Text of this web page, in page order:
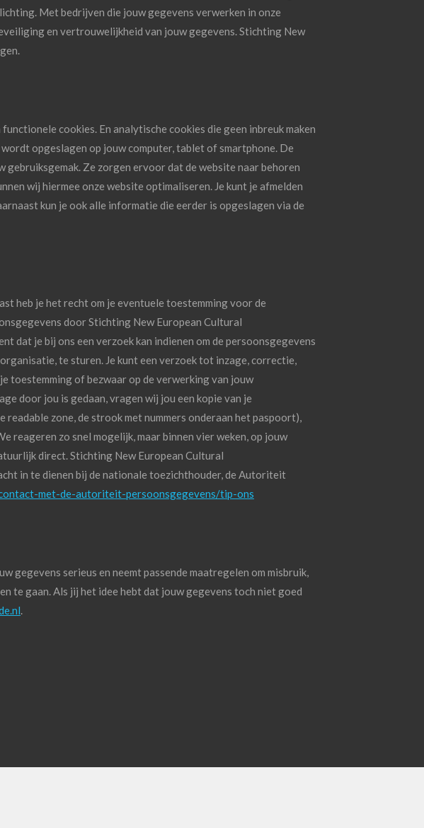
Met bedrijven die jouw gegevens verwerken in onze
en vertrouwelijkheid van jouw gegevens. Stichting New
cookies. En analytische cookies die geen inbreuk maken
opgeslagen op jouw computer, tablet of smartphone. De
Ze zorgen ervoor dat de website naar behoren
wij hiermee onze website optimaliseren. Je kunt je afmelden
kun je ook alle informatie die eerder is opgeslagen via de
heb je het recht om je eventuele toestemming voor de
door Stichting New European Cultural
dat je bij ons een verzoek kan indienen om de persoonsgegevens
te sturen. Je kunt een verzoek tot inzage, correctie,
toestemming of bezwaar op de verwerking van jouw
door jou is gedaan, vragen wij jou een kopie van je
zone, de strook met nummers onderaan het paspoort),
reageren zo snel mogelijk, maar binnen vier weken, op jouw
direct. Stichting New European Cultural
in te dienen bij de nationale toezichthouder, de Autoriteit
met-de-autoriteit-persoonsgegevens/tip-ons
gegevens serieus en neemt passende maatregelen om misbruik,
te gaan. Als jij het idee hebt dat jouw gegevens toch niet goed
.